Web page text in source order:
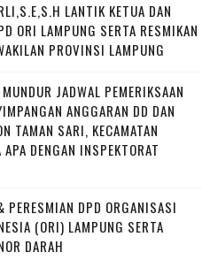
LANTIK KETUA DAN
ORI LAMPUNG SERTA RESMIKAN
PROVINSI LAMPUNG
JADWAL PEMERIKSAAN
ANGGARAN DD DAN
TAMAN SARI, KECAMATAN
DENGAN INSPEKTORAT
PERESMIAN DPD ORGANISASI
(ORI) LAMPUNG SERTA
DARAH